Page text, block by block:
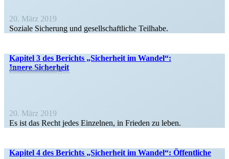
20. März 2019
Soziale Sicherung und gesell­schaft­liche Teilhabe.
Kapitel 3 des Berichts „Sicherheit im Wandel“:
Innere Sicherheit
Presse­mit­teilung
20. März 2019
Es ist das Recht jedes Einzelnen, in Frieden zu leben.
Kapitel 4 des Berichts „Sicherheit im Wandel“: Öffent­liche